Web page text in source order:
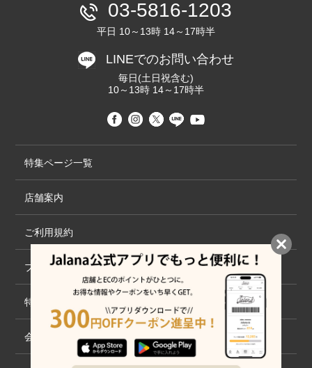
03-5816-1203
平日 10～13時 14～17時半
LINEでのお問い合わせ
毎日(土日祝含む)
10～13時 14～17時半
特集ページ一覧
店舗案内
ご利用規約
プライバシーポリシー
特定商取引法について
会社概要